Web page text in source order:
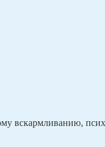
вскармливанию,